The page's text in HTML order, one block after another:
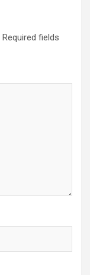
Required fields